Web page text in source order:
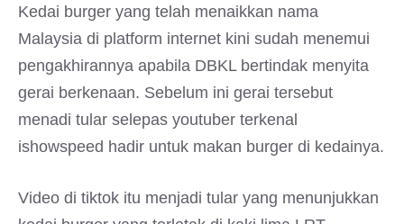
Kedai burger yang telah menaikkan nama
Malaysia di platform internet kini sudah menemui
pengakhirannya apabila DBKL bertindak menyita
gerai berkenaan. Sebelum ini gerai tersebut
menadi tular selepas youtuber terkenal
ishowspeed hadir untuk makan burger di kedainya.
Video di tiktok itu menjadi tular yang menunjukkan